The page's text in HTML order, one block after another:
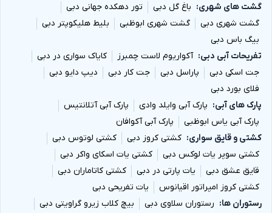
گشت های شهری
باغ گل دبی
تور دهکده جهانی دبی
گشت شهری دبی
گشت شهری ابوظبی
بلیط هلیکوپتر دبی
بیگ باس دبی
تفریحات آبی دبی
آکواریوم لاست چمبرز
کایاک سواری در دبی
جت اسکی دبی
پاراسل دبی جت کار دبی
دیپ دایو دبی
فلای بورد دبی
پارک های آبی
پارک آبی وایلد وادی
پارک آبی آتلانتیس
پارک آبی یاس ابوظبی
پارک آبی آکوافان
کشتی و قایق سواری
کشتی کروز دبی
کشتی لوتوس دبی
کشتی سوپر یات لوکس دبی
کشتی یات اسکای واکر دبی
قایق عشق دبی
یات پارتی در دبی
کشتی کاتاماران دبی
کشتی کروز امپراتور اقیانوس
یات تفریحی دبی
رستوران ها
رستوران سلاوی دبی بیچ کلاب زیرو گراویتی دبی